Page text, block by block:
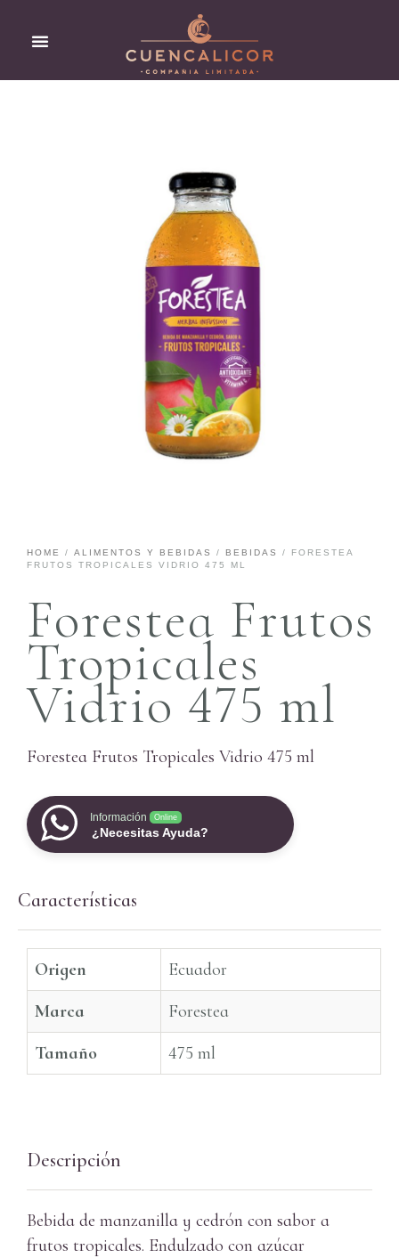
HOME / ALIMENTOS Y BEBIDAS / BEBIDAS
/ FORESTEA
FRUTOS TROPICALES VIDRIO 475 ML
Forestea Frutos
Tropicales
Vidrio 475 ml
Forestea Frutos Tropicales Vidrio 475 ml
Información Online
¿Necesitas Ayuda?
Características
Origen
Ecuador
Marca
Forestea
Tamaño
475 ml
Descripción
Bebida de manzanilla y cedrón con sabor a
frutos tropicales. Endulzado con azúcar